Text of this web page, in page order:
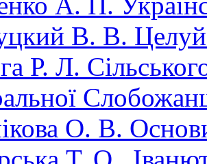
В. В.
Р. Л.
О. В.